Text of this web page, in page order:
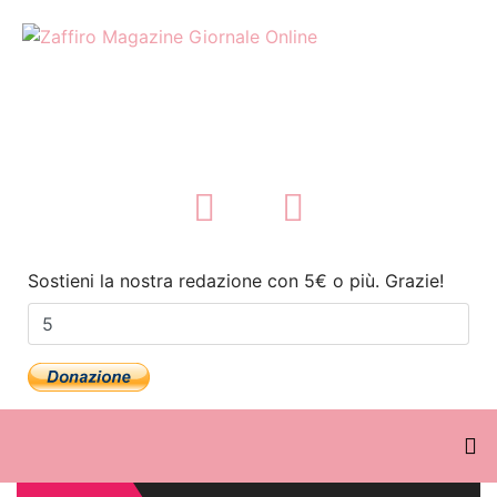
Sostieni la nostra redazione con 5€ o più. Grazie!